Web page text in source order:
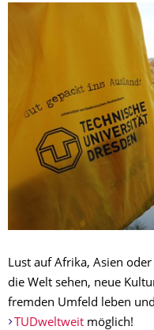
Lust auf Afrika, Asien
die Welt sehen, neue
fremden Umfeld leben
TUDweltweitmöglich!